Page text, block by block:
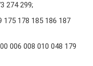
274 299;
175 178 185 186 187
006 008 010 048 179